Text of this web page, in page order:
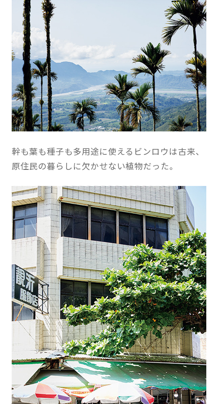
幹も葉も種子も多用途に使えるビンロウは古来、
原住民の暮らしに欠かせない植物だった。